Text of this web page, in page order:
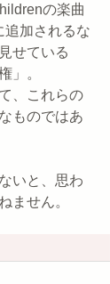
の楽曲
追加されるな
せている
」。
、これらの
ものではあ
いと、思わ
ません。